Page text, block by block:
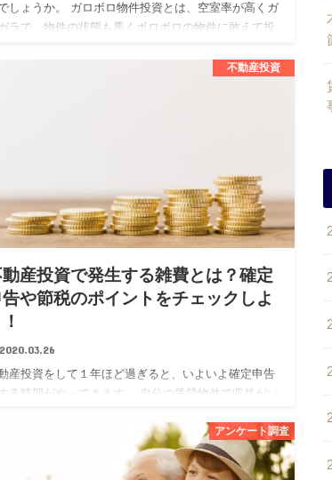
しょうか。 ガロボロ物件投資とは、空室率が高くガ
ラで、物件の状態も悪くボロボロの物件に敢えて投
不動産投資
産投資で発生する雑費とは？確定
告や節税のポイントをチェックしよ
2020.03.26
産投資をして１年ほど過ぎると、いよいよ確定申告
る時期がやってきます。 自分の賃貸物件で収益がい
、初めての場合は特に分からないこともあるかと思い
アンケート調査